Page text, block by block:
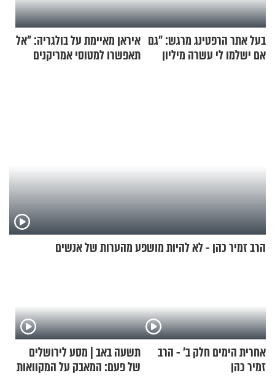
בעל אתר הרפטינג מרגש: "גם
אם ישלמו לי עשרה מיליון
איראן מאיימת על בולגריה: "אל
תאפשרו למטוסי אמריקנים
הרב זמיר כהן - לא להיות מושפע מהערות של אנשים
אחרית הימים חלק ב’ - הרב
זמיר כהן
תשעה באב | מסע לירושלים
של פעם: המאבק על המקוואות